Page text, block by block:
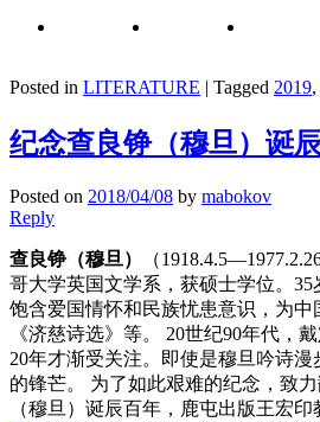
Posted in LITERATURE Tagged 2019,
纪念查良铮（穆旦）诞
Posted on 2018/04/08 by mabokov
Reply
查良铮（穆旦）
（
哥大学英国文学系，获硕士学位。
饱含爱国情怀和民族忧患意识，为
《济慈诗选》等。 20世纪90年代
20年才渐受关注。即使是穆旦吟诗
的锋芒。 为了如此艰难的纪念，致
（穆旦）诞辰百年，鹿屯出版王宏印